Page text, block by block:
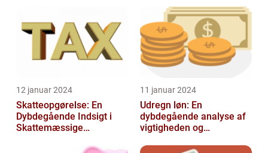
til Skattem...
12 januar 2024
Skatteopgørelse: En
Dybdegående Indsigt i
Skattemæssige
11 januar 2024
Udregn løn: En
dybdegående analyse af
vigtigheden og
lønudregninger